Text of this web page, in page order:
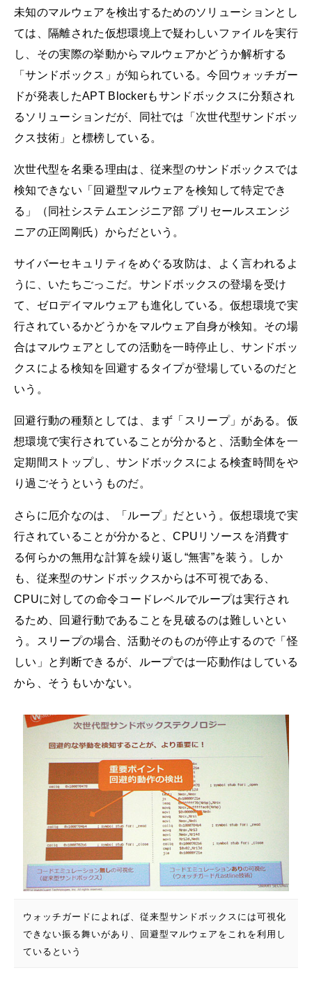
未知のマルウェアを検出するためのソリューションとし
ては、隔離された仮想環境上で疑わしいファイルを実行
し、その実際の挙動からマルウェアかどうか解析する
「サンドボックス」が知られている。今回ウォッチガー
ドが発表したAPT Blockerもサンドボックスに分類され
るソリューションだが、同社では「次世代型サンドボッ
クス技術」と標榜している。
次世代型を名乗る理由は、従来型のサンドボックスでは
検知できない「回避型マルウェアを検知して特定でき
る」（同社システムエンジニア部 プリセールスエンジ
ニアの正岡剛氏）からだという。
サイバーセキュリティをめぐる攻防は、よく言われるよ
うに、いたちごっこだ。サンドボックスの登場を受け
て、ゼロデイマルウェアも進化している。仮想環境で実
行されているかどうかをマルウェア自身が検知。その場
合はマルウェアとしての活動を一時停止し、サンドボッ
クスによる検知を回避するタイプが登場しているのだと
いう。
回避行動の種類としては、まず「スリープ」がある。仮
想環境で実行されていることが分かると、活動全体を一
定期間ストップし、サンドボックスによる検査時間をや
り過ごそうというものだ。
さらに厄介なのは、「ループ」だという。仮想環境で実
行されていることが分かると、CPUリソースを消費す
る何らかの無用な計算を繰り返し“無害”を装う。しか
も、従来型のサンドボックスからは不可視である、
CPUに対しての命令コードレベルでループは実行され
るため、回避行動であることを見破るのは難しいとい
う。スリープの場合、活動そのものが停止するので「怪
しい」と判断できるが、ループでは一応動作はしている
から、そうもいかない。
ウォッチガードによれば、従来型サンドボックスには可視化
できない振る舞いがあり、回避型マルウェアをこれを利用し
ているという